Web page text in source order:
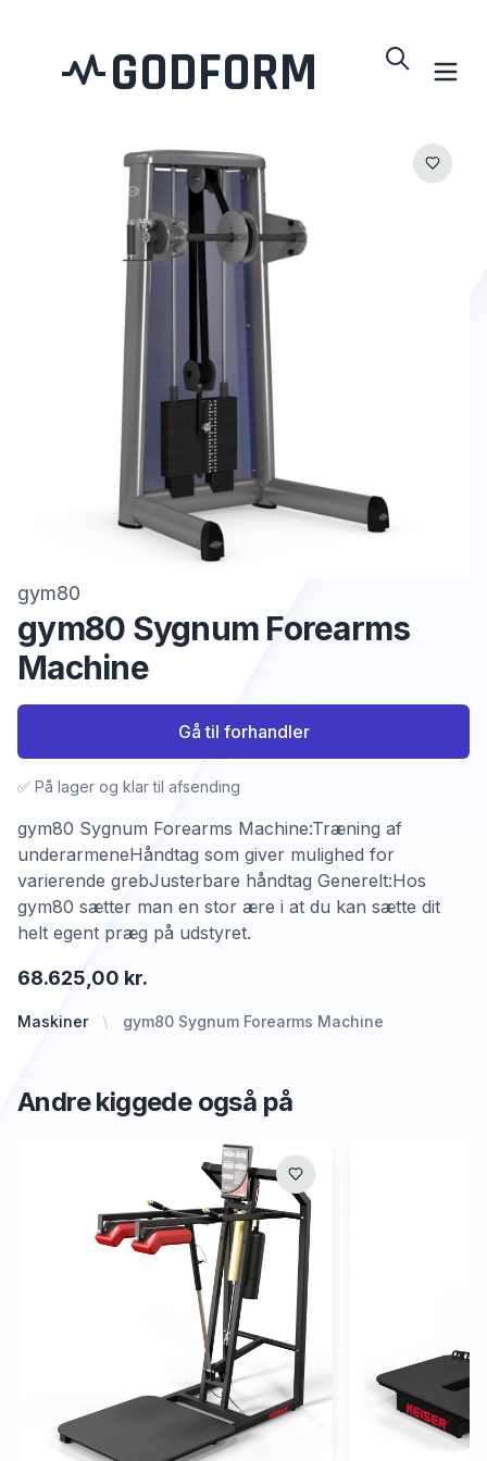
GODFORM
gym80
gym80 Sygnum Forearms
Machine
Maskiner gym80 Sygnum Forearms Machine
68.625,00 kr.
gym80 Sygnum Forearms Machine:Træning af
underarmeneHåndtag som giver mulighed for
varierende grebJusterbare håndtag Generelt:Hos
gym80 sætter man en stor ære i at du kan sætte dit
helt egent præg på udstyret.
✅ På lager og klar til afsending
Gå til forhandler
Andre kiggede også på